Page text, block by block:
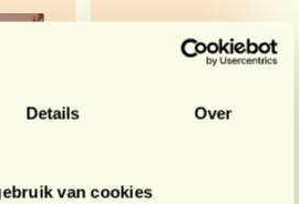
Details Over
van cookies